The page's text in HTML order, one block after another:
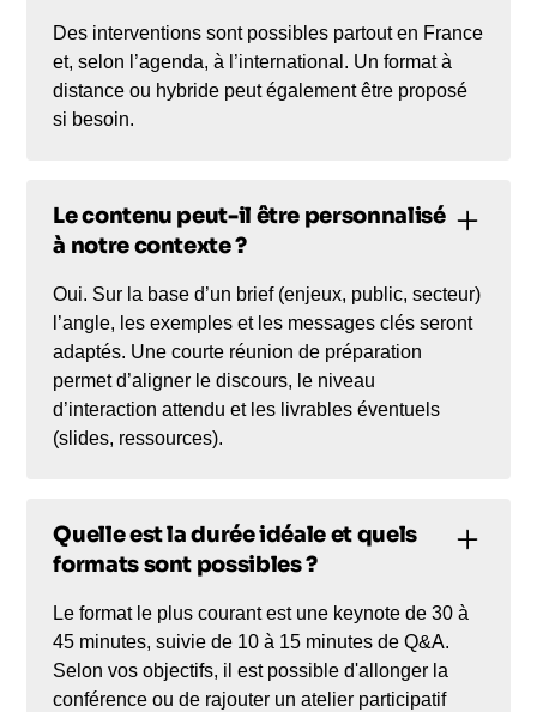
Des interventions sont possibles partout en France
et, selon l’agenda, à l’international. Un format à
distance ou hybride peut également être proposé
si besoin.
Le contenu peut-il être personnalisé
à notre contexte ?
Oui. Sur la base d’un brief (enjeux, public, secteur)
l’angle, les exemples et les messages clés seront
adaptés. Une courte réunion de préparation
permet d’aligner le discours, le niveau
d’interaction attendu et les livrables éventuels
(slides, ressources).
Quelle est la durée idéale et quels
formats sont possibles ?
Le format le plus courant est une keynote de 30 à
45 minutes, suivie de 10 à 15 minutes de Q&A.
Selon vos objectifs, il est possible d'allonger la
conférence ou de rajouter un atelier participatif